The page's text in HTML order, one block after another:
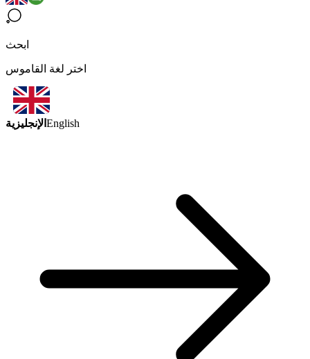
ابحث
اختر لغة القاموس
الإنجليزية English